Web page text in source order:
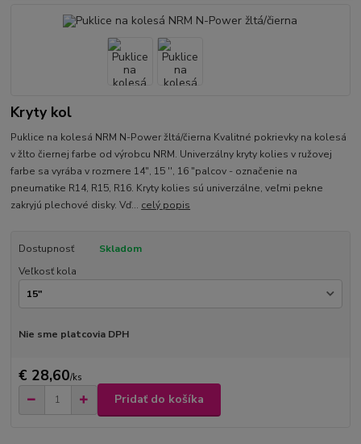
Kryty kol
Puklice na kolesá NRM N-Power žltá/čierna Kvalitné pokrievky na kolesá
v žlto čiernej farbe od výrobcu NRM. Univerzálny kryty kolies v ružovej
farbe sa vyrába v rozmere 14", 15 '', 16 "palcov - označenie na
pneumatike R14, R15, R16. Kryty kolies sú univerzálne, veľmi pekne
zakryjú plechové disky. Vď... celý popis
Dostupnosť
Skladom
Veľkosť kola
Nie sme platcovia DPH
€ 28,60/ks
Pridať do košíka